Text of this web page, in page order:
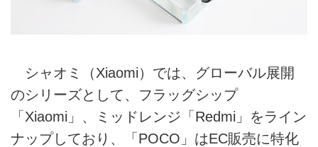
シャオミ（Xiaomi）では、グローバル展開
のシリーズとして、フラッグシップ
「Xiaomi」、ミッドレンジ「Redmi」をライン
ナップしており、「POCO」はEC販売に特化